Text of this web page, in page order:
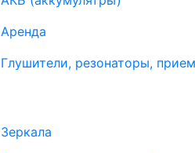
Аренда
Глушители, резонаторы,
Зеркала